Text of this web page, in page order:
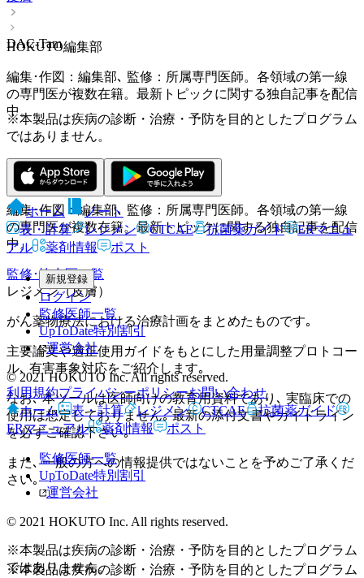
DAC-Tam
※本製品は疾病の診断・治療・予防を目的としたプログラム
ではありません。
ホーム
ノート
表・計算
レジメン CTCAE 抗菌薬ガイド
ERマニュ
アル
薬剤情報 ポスト
新規登録
ログイン
監修医師一覧
UpToDate特別割引
運営会社
© 2021 HOKUTO Inc. All rights reserved.
利用規約プライバシーポリシーお問い合わせ
ホーム
表・計算 レジメン CTCAE
抗菌薬ガイド
ERマニュアル
薬剤情報 ポスト
監修医師一覧
UpToDate特別割引
運営会社
© 2021 HOKUTO Inc. All rights reserved.
※本製品は疾病の診断・治療・予防を目的としたプログラム
ではありません。
HOKUTO編集部
編集･作図：編集部､ 監修：所属専門医師。各領域の第一線
の専門医が複数在籍。最新トピックに関する独自記事を配信
中。
HOKUTO編集部
編集･作図：編集部､ 監修：所属専門医師。各領域の第一線
の専門医が複数在籍。最新トピックに関する独自記事を配信
中。
監修･協力医一覧
レジメン（皮膚）
がん薬物療法における治療計画をまとめたものです｡
主要論文や適正使用ガイドをもとにした用量調整プロトコー
ル､ 有害事象対応をご紹介します｡
なお､ 本ツールは医師向けの教育用資料であり､ 実臨床での
使用は想定しておりません｡ 最新の添付文書やガイドライン
を必ずご確認下さい｡
また､ 一般の方への情報提供ではないことを予めご了承くだ
さい｡
※本製品は疾病の診断・治療・予防を目的としたプログラム